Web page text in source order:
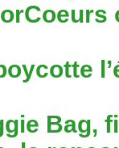
Bag,